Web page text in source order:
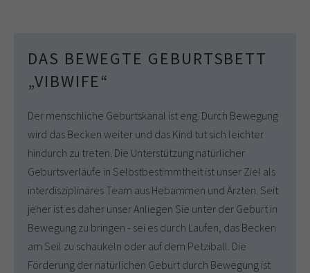
DAS BEWEGTE GEBURTSBETT
„VIBWIFE“
Der menschliche Geburtskanal ist eng. Durch Bewegung
wird das Becken weiter und das Kind tut sich leichter
hindurch zu treten. Die Unterstützung natürlicher
Geburtsverläufe in Selbstbestimmtheit ist unser Ziel als
interdisziplinäres Team aus Hebammen und Ärzten. Seit
jeher ist es daher unser Anliegen Sie unter der Geburt in
Bewegung zu bringen - sei es durch Laufen, das Becken
am Seil zu schaukeln oder auf dem Petziball. Die
Förderung der natürlichen Geburt durch Bewegung ist